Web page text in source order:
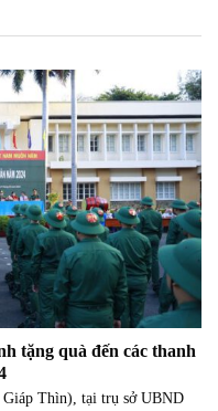
tặng quà đến các thanh
Giáp Thìn), tại trụ sở UBND